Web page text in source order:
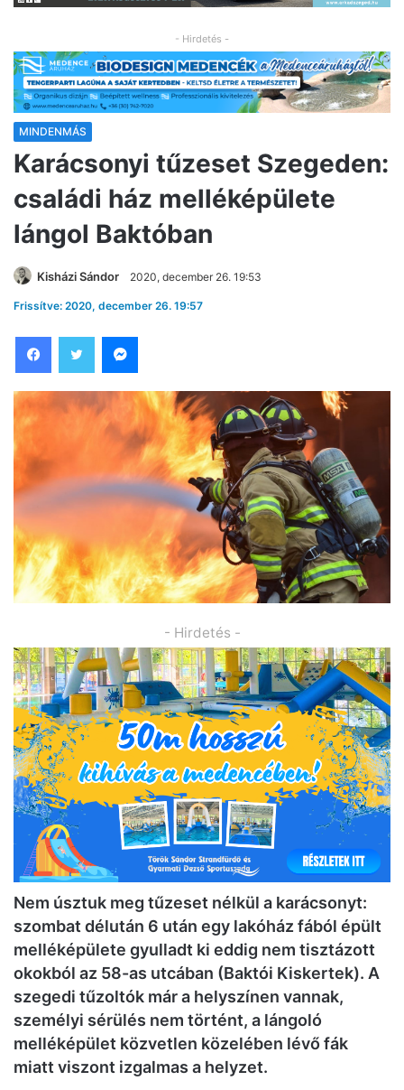
- Hirdetés -
MINDENMÁS
Karácsonyi tűzeset Szegeden:
családi ház melléképülete
lángol Baktóban
Kisházi Sándor 2020, december 26. 19:53
Frissítve: 2020, december 26. 19:57
- Hirdetés -
Nem úsztuk meg tűzeset nélkül a karácsonyt:
szombat délután 6 után egy lakóház fából épült
melléképülete gyulladt ki eddig nem tisztázott
okokból az 58-as utcában (Baktói Kiskertek). A
szegedi tűzoltók már a helyszínen vannak,
személyi sérülés nem történt, a lángoló
melléképület közvetlen közelében lévő fák
miatt viszont izgalmas a helyzet.